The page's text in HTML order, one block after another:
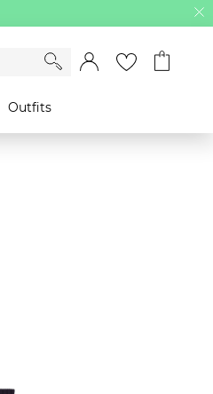
Outfits